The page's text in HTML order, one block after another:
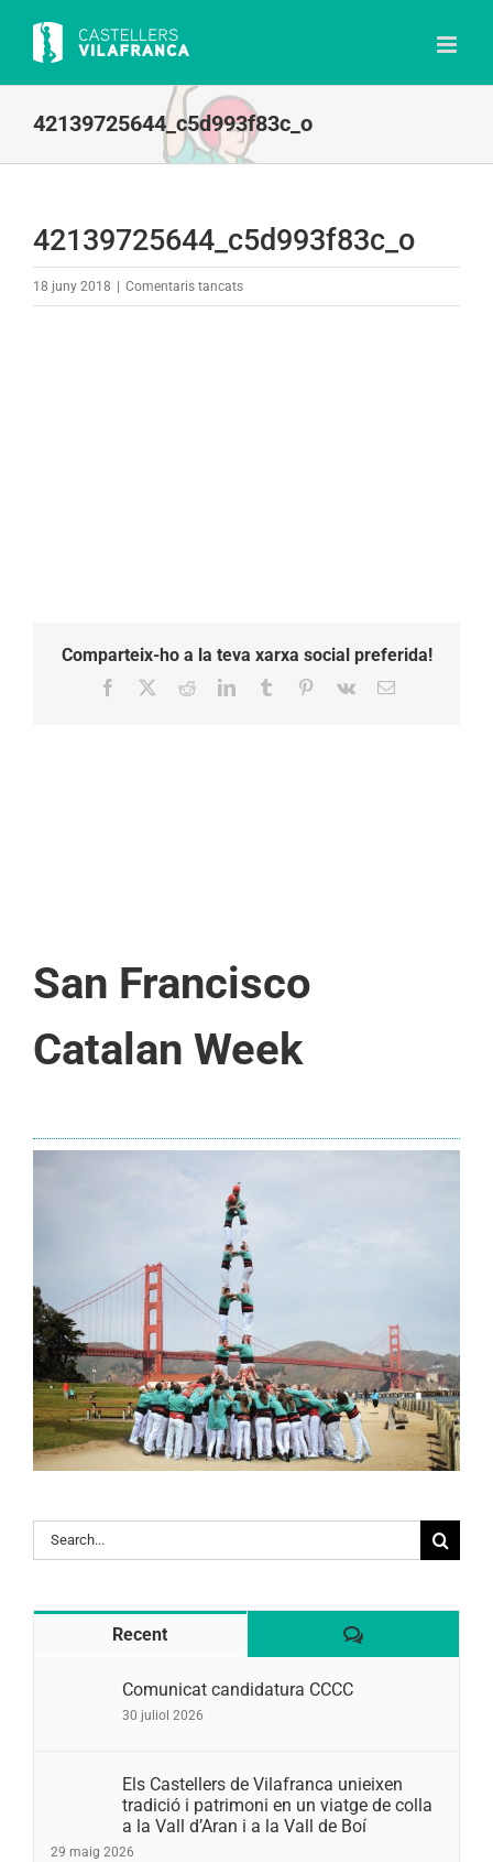
content
42139725644_c5d993f83c_o
42139725644_c5d993f83c_o
18 juny 2018 Comentaris tancatsa
Comparteix-ho a la teva xarxa social preferida!
Facebook RedditLinkedInTumblr Pinterest
Vk Email:
San Francisco
Catalan Week
Search
for:
Recent Comentaris
Comunicat candidatura CCCC
30 juliol 2026
Els Castellers de Vilafranca unieixen
tradició i patrimoni en un viatge de colla
a la Vall d’Aran i a la Vall de Boí
29 maig 2026